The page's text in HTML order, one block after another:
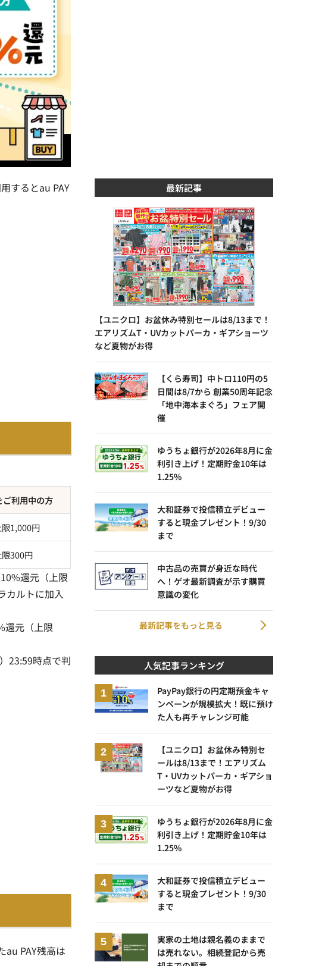
するとau PAY
ご利用中の方
1,000円
300円
還元（上限
カルトに加入
還元（上限
23:59時点で判
au PAY残高は
最新記事
【ユニクロ】お盆休み特別セールは8/13まで！
エアリズムT・UVカットパーカ・ギアショーツ
など夏物がお得
【くら寿司】中トロ110円の5
日間は8/7から 創業50周年記念
「地中海本まぐろ」フェア開
催
ゆうちょ銀行が2026年8月に金
利引き上げ！定期貯金10年は
1.25%
大和証券で投信積立デビュー
すると現金プレゼント！9/30
まで
中古品の売買が身近な時代
へ！ゲオ最新調査が示す購買
意識の変化
最新記事をもっと見る
人気記事ランキング
PayPay銀行の円定期預金キャ
ンペーンが規模拡大！既に預け
た人も再チャレンジ可能
【ユニクロ】お盆休み特別セ
ールは8/13まで！エアリズム
T・UVカットパーカ・ギアショ
ーツなど夏物がお得
ゆうちょ銀行が2026年8月に金
利引き上げ！定期貯金10年は
1.25%
大和証券で投信積立デビュー
すると現金プレゼント！9/30
まで
実家の土地は親名義のままで
は売れない。相続登記から売